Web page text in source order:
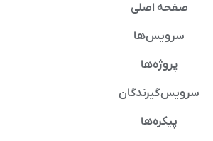
صفحه اصلی
سرویس‌ها
پروژه‌ها
سرویس‌گیرندگان
پیکره‌ها